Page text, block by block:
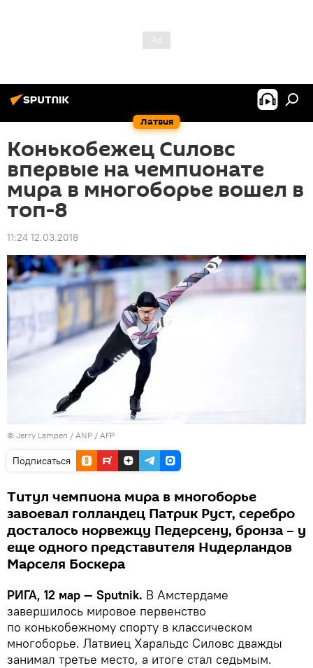
Латвия
Конькобежец Силовс
впервые на чемпионате
мира в многоборье вошел в
топ-8
11:24 12.03.2018
© Jerry Lampen / ANP / AFP
Подписаться
Титул чемпиона мира в многоборье
завоевал голландец Патрик Руст, серебро
досталось норвежцу Педерсену, бронза – у
еще одного представителя Нидерландов
Марселя Боскера
РИГА, 12 мар — Sputnik. В Амстердаме
завершилось мировое первенство
по конькобежному спорту в классическом
многоборье. Латвиец Харальдс Силовс дважды
занимал третье место, а итоге стал седьмым.